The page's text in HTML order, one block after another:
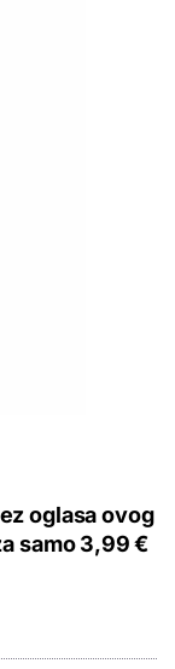
oglasa ovog
samo 3,99 €